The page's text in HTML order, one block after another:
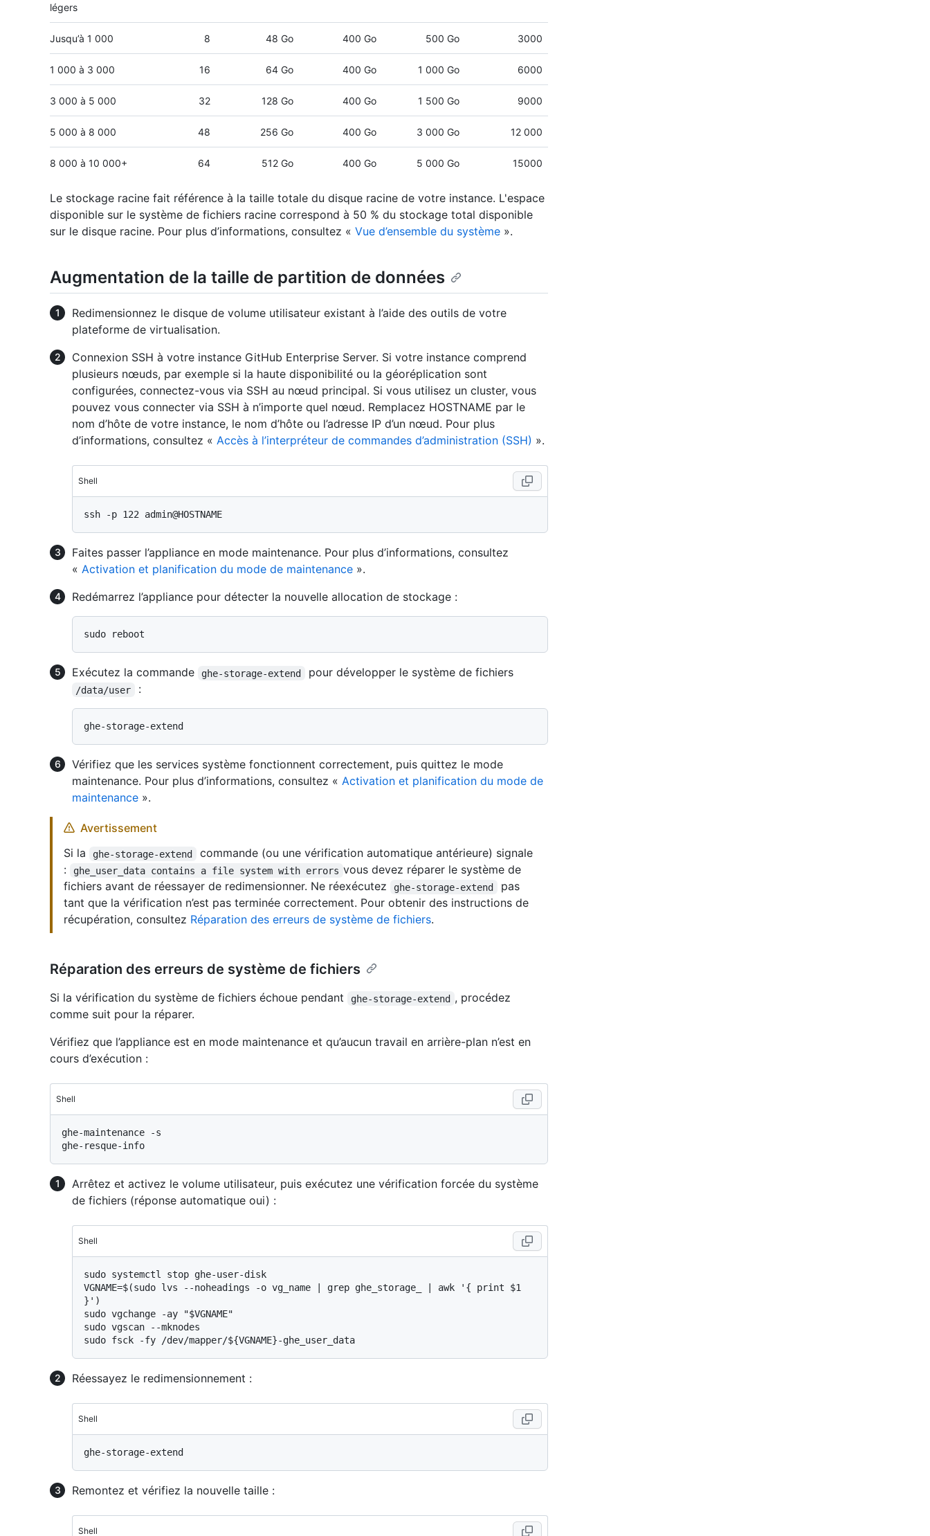
légers
Jusqu’à 1 000 8 48 Go 400 Go 500 Go 3000
1 000 à 3 000 16 64 Go 400 Go 1 000 Go 6000
3 000 à 5 000 32 128 Go 400 Go 1 500 Go 9000
5 000 à 8 000 48 256 Go 400 Go 3 000 Go 12 000
8 000 à 10 000+ 64 512 Go 400 Go 5 000 Go 15000
Le stockage racine fait référence à la taille totale du disque racine de votre instance. L'espace
disponible sur le système de fichiers racine correspond à 50 % du stockage total disponible
sur le disque racine. Pour plus d’informations, consultez « Vue d’ensemble du système ».
Augmentation de la taille de partition de données
Redimensionnez le disque de volume utilisateur existant à l’aide des outils de votre
plateforme de virtualisation.
Connexion SSH à votre instance GitHub Enterprise Server. Si votre instance comprend
plusieurs nœuds, par exemple si la haute disponibilité ou la géoréplication sont
configurées, connectez-vous via SSH au nœud principal. Si vous utilisez un cluster, vous
pouvez vous connecter via SSH à n’importe quel nœud. Remplacez HOSTNAME par le
nom d’hôte de votre instance, le nom d’hôte ou l’adresse IP d’un nœud. Pour plus
d’informations, consultez « Accès à l’interpréteur de commandes d’administration (SSH) ».
Shell
Faites passer l’appliance en mode maintenance. Pour plus d’informations, consultez
« Activation et planification du mode de maintenance ».
Redémarrez l’appliance pour détecter la nouvelle allocation de stockage :
Exécutez la commande ghe-storage-extend pour développer le système de fichiers
/data/user :
Vérifiez que les services système fonctionnent correctement, puis quittez le mode
maintenance. Pour plus d’informations, consultez « Activation et planification du mode de
maintenance ».
Avertissement
Si la
ghe-storage-extend
commande (ou une vérification automatique antérieure) signale
:
ghe_user_data contains a file system with errors vous devez réparer le système de
fichiers avant de réessayer de redimensionner. Ne réexécutez
ghe-storage-extend
pas
tant que la vérification n’est pas terminée correctement. Pour obtenir des instructions de
récupération, consultez Réparation des erreurs de système de fichiers.
Réparation des erreurs de système de fichiers
Si la vérification du système de fichiers échoue pendant ghe-storage-extend , procédez
comme suit pour la réparer.
Vérifiez que l’appliance est en mode maintenance et qu’aucun travail en arrière-plan n’est en
cours d’exécution :
Shell
ghe-maintenance -s
Arrêtez et activez le volume utilisateur, puis exécutez une vérification forcée du système
de fichiers (réponse automatique oui) :
Shell
sudo systemctl stop ghe-user-disk
VGNAME=$(sudo lvs --noheadings -o vg_name | grep ghe_storage_ | awk '{ print $1
}')
sudo vgchange -ay "$VGNAME"
sudo vgscan --mknodes
Réessayez le redimensionnement :
Shell
Remontez et vérifiez la nouvelle taille :
Shell